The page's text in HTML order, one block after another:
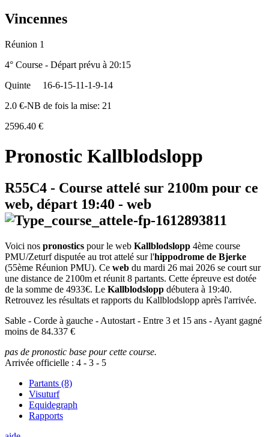
Vincennes
Réunion 1
4° Course - Départ prévu à 20:15
Quinte
16-6-15-11-1-9-14
2.0 €-NB de fois la mise: 21
2596.40 €
Pronostic Kallblodslopp
R55C4 - Course attelé sur 2100m pour ce
web, départ 19:40 - web
Voici nos pronostics pour le web Kallblodslopp 4ème course
PMU/Zeturf disputée au trot attelé sur l'hippodrome de Bjerke
(55ème Réunion PMU). Ce web du mardi 26 mai 2026 se court sur
une distance de 2100m et réunit 8 partants. Cette épreuve est dotée
de la somme de 4933€. Le Kallblodslopp débutera à 19:40.
Retrouvez les résultats et rapports du Kallblodslopp après l'arrivée.
Sable - Corde à gauche - Autostart - Entre 3 et 15 ans - Ayant gagné
moins de 84.337 €
pas de pronostic base pour cette course.
Arrivée officielle : 4 - 3 - 5
Partants (8)
Visuturf
Equidegraph
Rapports